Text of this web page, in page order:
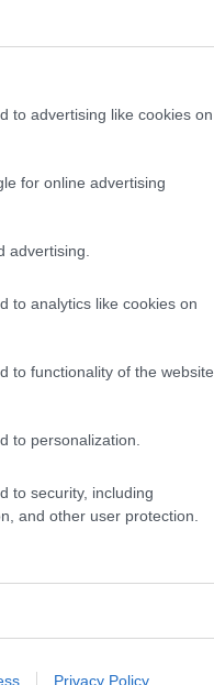
to advertising like cookies on
for online advertising
advertising.
to analytics like cookies on
to functionality of the website
to personalization.
to security, including
and other user protection.
Privacy Policy
a helyi oktatási